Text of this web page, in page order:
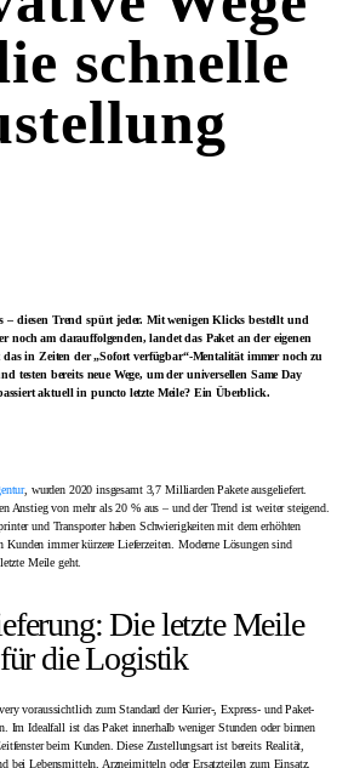
schnelle
diesen Trend spürt jeder. Mit wenigen Klicks bestellt und
noch am darauffolgenden, landet das Paket an der eigenen
in Zeiten der „Sofort verfügbar“-Mentalität immer noch zu
testen bereits neue Wege, um der universellen Same Day
aktuell in puncto letzte Meile? Ein Überblick.
, wurden 2020 insgesamt 3,7 Milliarden Pakete ausgeliefert.
Anstieg von mehr als 20 % aus – und der Trend ist weiter steigend.
und Transporter haben Schwierigkeiten mit dem erhöhten
Kunden immer kürzere Lieferzeiten. Moderne Lösungen sind
Meile geht.
Die letzte Meile
die Logistik
voraussichtlich zum Standard der Kurier-, Express- und Paket-
Im Idealfall ist das Paket innerhalb weniger Stunden oder binnen
beim Kunden. Diese Zustellungsart ist bereits Realität,
bei Lebensmitteln, Arzneimitteln oder Ersatzteilen zum Einsatz.